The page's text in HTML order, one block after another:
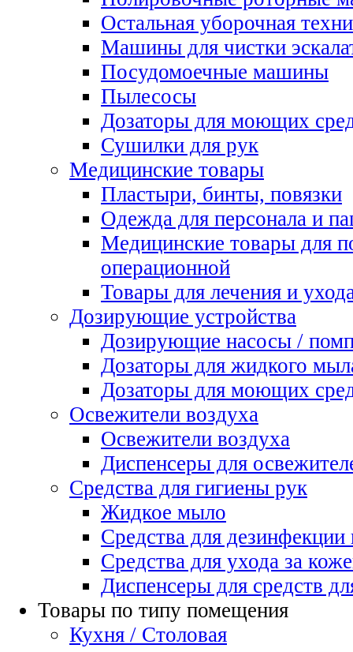
Остальная уборочная
Машины для чистки
Посудомоечные машины
Пылесосы
Дозаторы для моющих
Сушилки для рук
Медицинские товары
Пластыри, бинты, повязки
Одежда для персонала и
Медицинские товары для
операционной
Товары для лечения и
Дозирующие устройства
Дозирующие насосы /
Дозаторы для жидкого
Дозаторы для моющих
Освежители воздуха
Освежители воздуха
Диспенсеры для
Средства для гигиены рук
Жидкое мыло
Средства для
Средства для ухода за
Диспенсеры для средств
Товары по типу помещения
Кухня / Столовая